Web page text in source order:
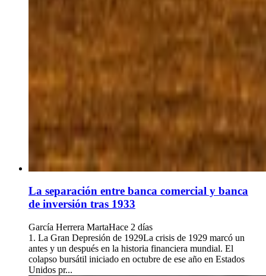
La separación entre banca comercial y banca
de inversión tras 1933
García Herrera MartaHace 2 días
1. La Gran Depresión de 1929La crisis de 1929 marcó un
antes y un después en la historia financiera mundial. El
colapso bursátil iniciado en octubre de ese año en Estados
Unidos pr...